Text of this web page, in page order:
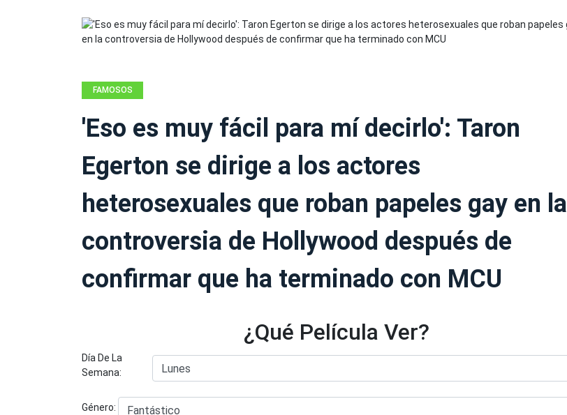
FAMOSOS
'Eso es muy fácil para mí decirlo': Taron
Egerton se dirige a los actores
heterosexuales que roban papeles gay en la
controversia de Hollywood después de
confirmar que ha terminado con MCU
¿Qué Película Ver?
Día De La
Semana:
Género: